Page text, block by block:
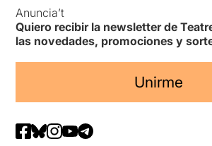
Anuncia’t
Quiero recibir la newsletter de
las novedades, promociones y
Unirme